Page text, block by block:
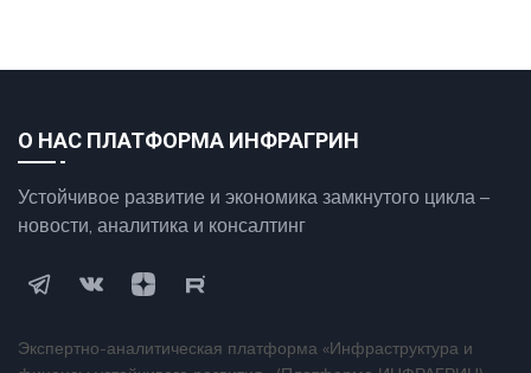
О НАС ПЛАТФОРМА ИНФРАГРИН
Устойчивое развитие и экономика замкнутого цикла –
новости, аналитика и консалтинг
Экспертно-аналитическая платформа «Инфраструктура и